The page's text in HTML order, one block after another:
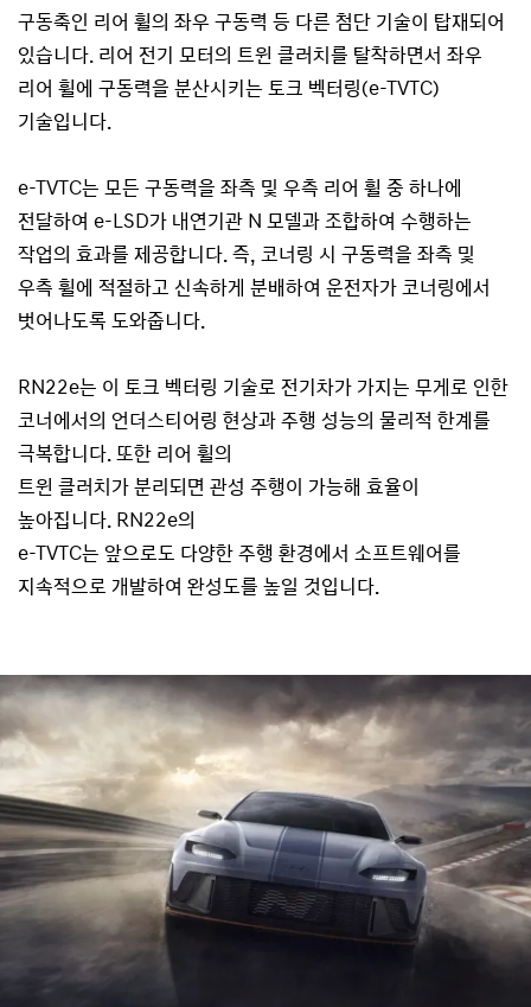
구동축인 리어 휠의 좌우 구동력 등 다른 첨단 기술이 탑재되어
있습니다. 리어 전기 모터의 트윈 클러치를 탈착하면서 좌우
리어 휠에 구동력을 분산시키는 토크 벡터링(e-TVTC)
기술입니다.
e-TVTC는 모든 구동력을 좌측 및 우측 리어 휠 중 하나에
전달하여 e-LSD가 내연기관 N 모델과 조합하여 수행하는
작업의 효과를 제공합니다. 즉, 코너링 시 구동력을 좌측 및
우측 휠에 적절하고 신속하게 분배하여 운전자가 코너링에서
벗어나도록 도와줍니다.
RN22e는 이 토크 벡터링 기술로 전기차가 가지는 무게로 인한
코너에서의 언더스티어링 현상과 주행 성능의 물리적 한계를
극복합니다. 또한 리어 휠의
트윈 클러치가 분리되면 관성 주행이 가능해 효율이
높아집니다. RN22e의
e-TVTC는 앞으로도 다양한 주행 환경에서 소프트웨어를
지속적으로 개발하여 완성도를 높일 것입니다.